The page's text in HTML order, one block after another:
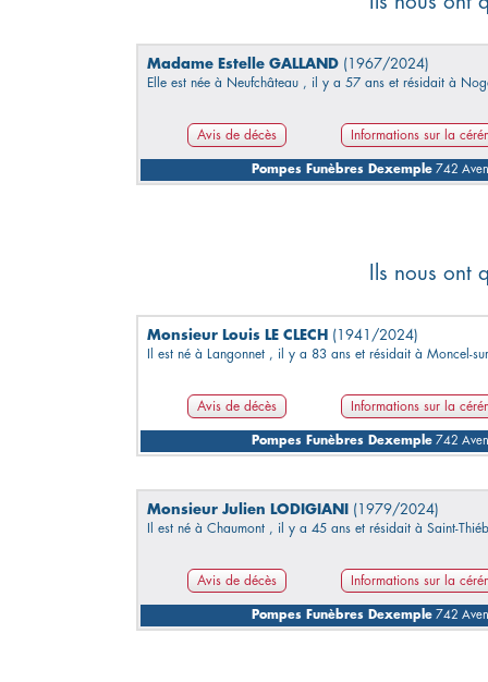
Madame Estelle GALLAND (1967/2024)
Elle est née à Neufchâteau , il y a 57 ans et résidait à
Avis de décès Informations sur la
Pompes Funèbres Dexemple742
Ils nous
Monsieur Louis LE CLECH (1941/2024)
Il est né à Langonnet , il y a 83 ans et résidait à Moncel-
Avis de décès Informations sur la
Pompes Funèbres Dexemple742
Monsieur Julien LODIGIANI (1979/2024)
Il est né à Chaumont , il y a 45 ans et résidait à Saint-
Avis de décès Informations sur la
Pompes Funèbres Dexemple742